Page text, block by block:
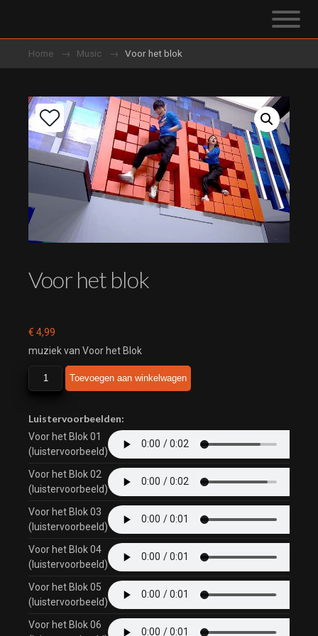
Home Music Voor het blok
Voor het blok
€ 4,99
muziek van Voor het Blok
Voor
het
aantal
Toevoegen aan winkelwagen
Luistervoorbeelden:
Voor het Blok 01
(luistervoorbeeld)
Voor het Blok 02
(luistervoorbeeld)
Voor het Blok 03
(luistervoorbeeld)
Voor het Blok 04
(luistervoorbeeld)
Voor het Blok 05
(luistervoorbeeld)
Voor het Blok 06